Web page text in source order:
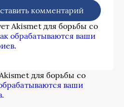
Akismet для борьбы со
обрабатываются ваши
.
для борьбы со
ваши
.